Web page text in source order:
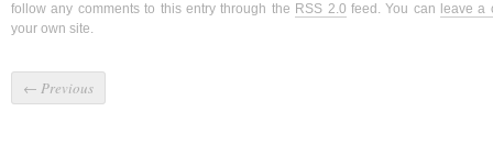
follow any comments to this entry through the RSS 2.0 feed. You can leave a
your own site.
← Previous